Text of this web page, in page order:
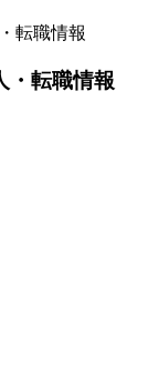
転職情報
・転職情報